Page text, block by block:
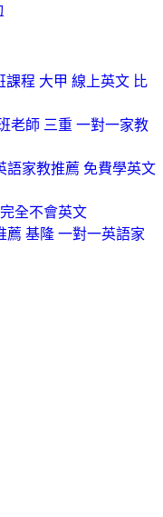
課程 大甲 線上英文 比
老師 三重 一對一家教
語家教推薦 免費學英文
全不會英文
薦 基隆 一對一英語家